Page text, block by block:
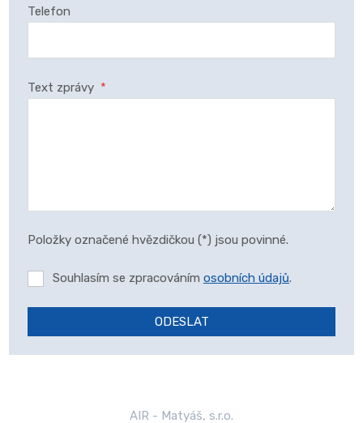
Telefon
Text zprávy *
Položky označené hvězdičkou (*) jsou povinné.
Souhlasím se zpracováním osobních údajů.
ODESLAT
AIR - Matyáš, s.r.o.